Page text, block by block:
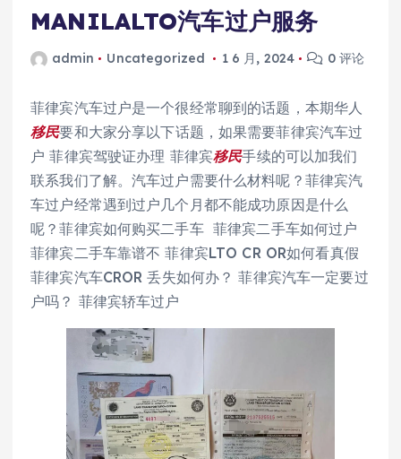
MANILALTO汽车过户服务
admin Uncategorized 1 6 月, 2024 0 评论
菲律宾汽车过户是一个很经常聊到的话题，本期华人
移民要和大家分享以下话题，如果需要菲律宾汽车过
户 菲律宾驾驶证办理 菲律宾移民手续的可以加我们
联系我们了解。汽车过户需要什么材料呢？菲律宾汽
车过户经常遇到过户几个月都不能成功原因是什么
呢？菲律宾如何购买二手车 菲律宾二手车如何过户
菲律宾二手车靠谱不 菲律宾LTO CR OR如何看真假
菲律宾汽车CROR 丢失如何办？ 菲律宾汽车一定要过
户吗？ 菲律宾轿车过户